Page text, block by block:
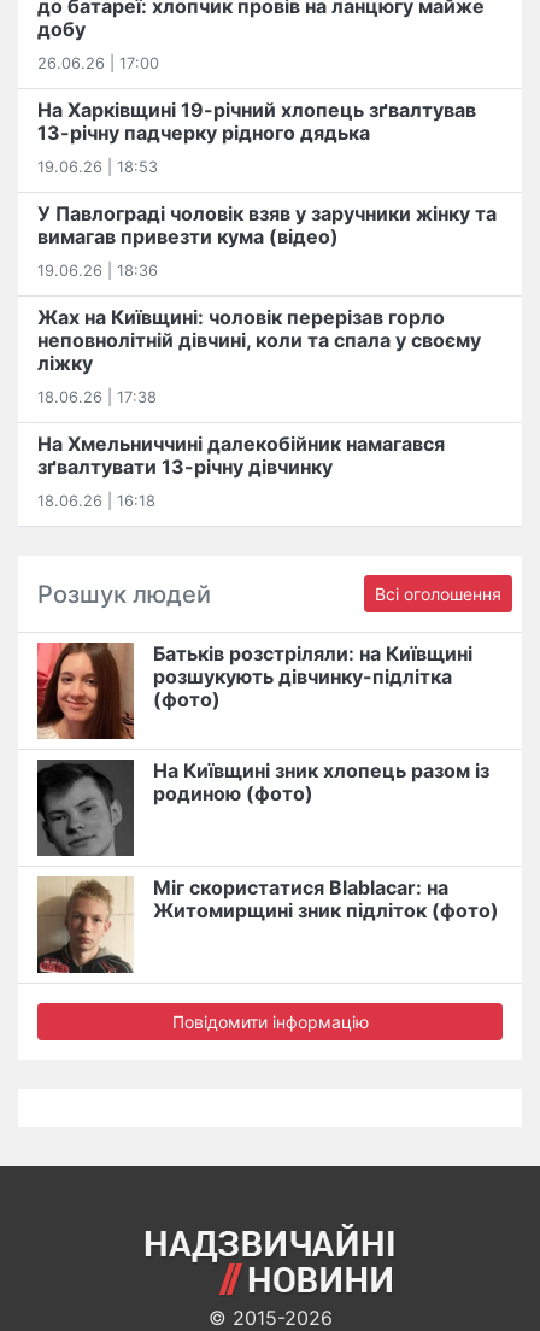
до батареї: хлопчик провів на ланцюгу майже
добу
26.06.26 | 17:00
На Харківщині 19-річний хлопець​ ️зґвалтував
13-річну падчерку рідного дядька
19.06.26 | 18:53
У Павлограді чоловік взяв у заручники жінку та
вимагав привезти кума (відео)
19.06.26 | 18:36
Жах на Київщині: чоловік перерізав горло
неповнолітній дівчині, коли та спала у своєму
ліжку
18.06.26 | 17:38
На Хмельниччині далекобійник намагався
зґвалтувати 13-річну дівчинку
18.06.26 | 16:18
Розшук людей Всі оголошення
Батьків розстріляли: на Київщині
розшукують дівчинку-підлітка
(фото)
На Київщині зник хлопець разом із
родиною (фото)
Міг скористатися Blablacar: на
Житомирщині зник підліток (фото)
Повідомити інформацію
© 2015-2026